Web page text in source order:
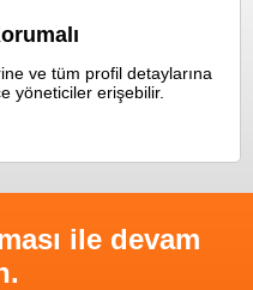
ve tüm profil detaylarına
yöneticiler erişebilir.
ile devam